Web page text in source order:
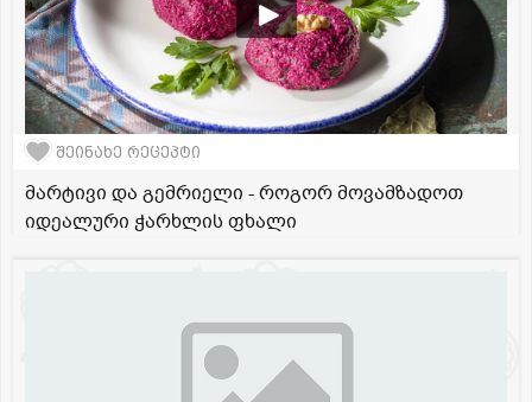
შეინახე რეცეპტი
მარტივი და გემრიელი - როგორ მოვამზადოთ
იდეალური ჭარხლის ფხალი